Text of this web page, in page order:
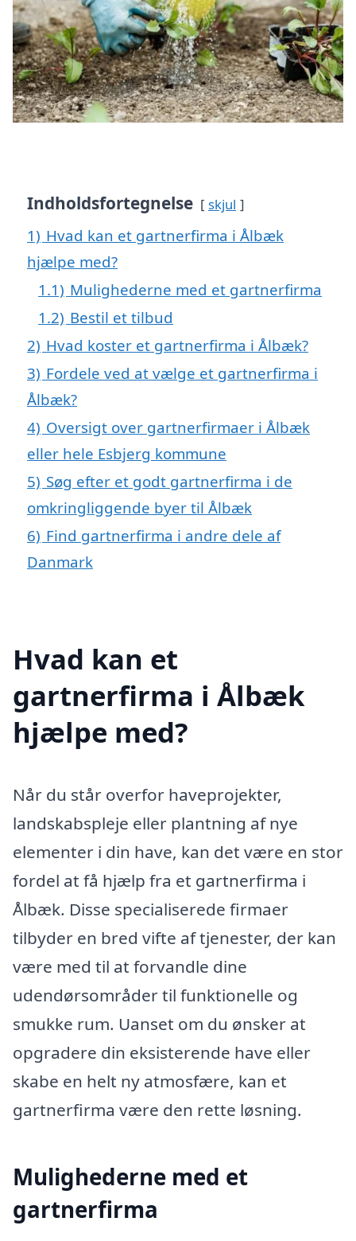
Indholdsfortegnelse skjul
1) Hvad kan et gartnerfirma i Ålbæk
hjælpe med?
1.1) Mulighederne med et gartnerfirma
1.2) Bestil et tilbud
2) Hvad koster et gartnerfirma i Ålbæk?
3) Fordele ved at vælge et gartnerfirma i
Ålbæk?
4) Oversigt over gartnerfirmaer i Ålbæk
eller hele Esbjerg kommune
5) Søg efter et godt gartnerfirma i de
omkringliggende byer til Ålbæk
6) Find gartnerfirma i andre dele af
Danmark
Hvad kan et
gartnerfirma i Ålbæk
hjælpe med?
Når du står overfor haveprojekter,
landskabspleje eller plantning af nye
elementer i din have, kan det være en stor
fordel at få hjælp fra et gartnerfirma i
Ålbæk. Disse specialiserede firmaer
tilbyder en bred vifte af tjenester, der kan
være med til at forvandle dine
udendørsområder til funktionelle og
smukke rum. Uanset om du ønsker at
opgradere din eksisterende have eller
skabe en helt ny atmosfære, kan et
gartnerfirma være den rette løsning.
Mulighederne med et
gartnerfirma